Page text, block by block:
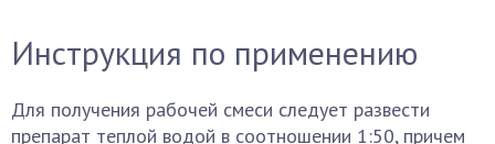
Инструкция по применению
Для получения рабочей смеси следует развести
препарат теплой водой в соотношении 1:50, причем